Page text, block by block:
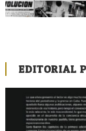
EDITORIAL